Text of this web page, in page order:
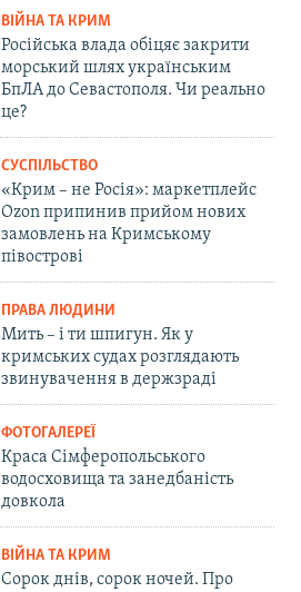
ВІЙНА ТА КРИМ
Російська влада обіцяє закрити
морський шлях українським
БпЛА до Севастополя. Чи реально
це?
СУСПІЛЬСТВО
«Крим – не Росія»: маркетплейс
Ozon припинив прийом нових
замовлень на Кримському
півострові
ПРАВА ЛЮДИНИ
Мить – і ти шпигун. Як у
кримських судах розглядають
звинувачення в держзраді
ФОТОГАЛЕРЕЇ
Краса Сімферопольського
водосховища та занедбаність
довкола
ВІЙНА ТА КРИМ
Сорок днів, сорок ночей. Про